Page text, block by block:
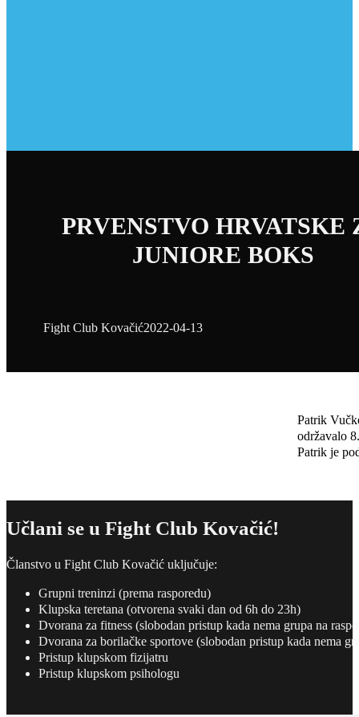
PRVENSTVO HRVATSKE
JUNIORE BOKS
Fight Club Kovačić2022-04-13
Patrik
održavalo
Patrik je
Učlani se u Fight Club Kovačić!
Članstvo u Fight Club Kovačić uključuje:
Grupni treninzi (prema rasporedu)
Klupska teretana (otvorena svaki dan od 6h do 23h)
Dvorana za fitness (slobodan pristup kada nema grupa na
Dvorana za borilačke sportove (slobodan pristup kada nema
Pristup klupskom fizijatru
Pristup klupskom psihologu